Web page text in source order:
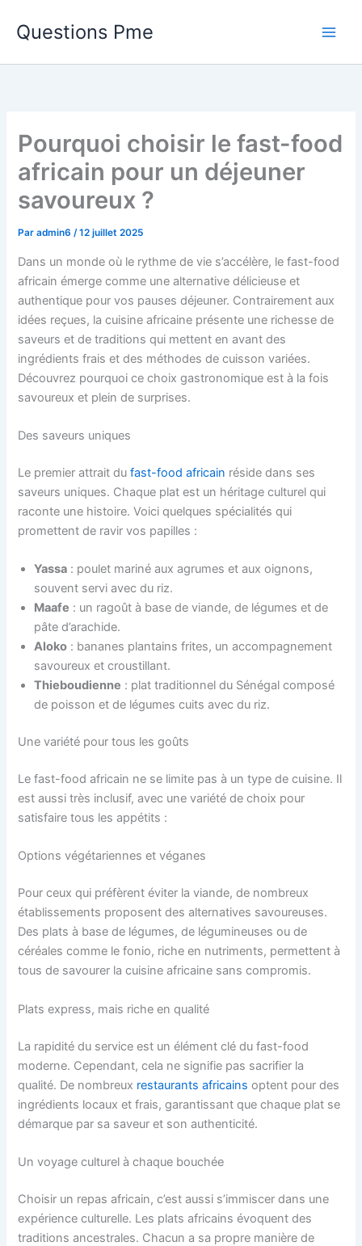
Questions Pme
Pourquoi choisir le fast-food
africain pour un déjeuner
savoureux ?
Paradmin6/12 juillet 2025
Dans un monde où le rythme de vie s’accélère, le fast-food
africain émerge comme une alternative délicieuse et
authentique pour vos pauses déjeuner. Contrairement aux
idées reçues, la cuisine africaine présente une richesse de
saveurs et de traditions qui mettent en avant des
ingrédients frais et des méthodes de cuisson variées.
Découvrez pourquoi ce choix gastronomique est à la fois
savoureux et plein de surprises.
Des saveurs uniques
Le premier attrait dufast-food africain réside dans ses
saveurs uniques. Chaque plat est un héritage culturel qui
raconte une histoire. Voici quelques spécialités qui
promettent de ravir vos papilles :
Yassa : poulet mariné aux agrumes et aux oignons,
souvent servi avec du riz.
Maafe : un ragoût à base de viande, de légumes et de
pâte d’arachide.
Aloko : bananes plantains frites, un accompagnement
savoureux et croustillant.
Thieboudienne : plat traditionnel du Sénégal composé
de poisson et de légumes cuits avec du riz.
Une variété pour tous les goûts
Le fast-food africain ne se limite pas à un type de cuisine. Il
est aussi très inclusif, avec une variété de choix pour
satisfaire tous les appétits :
Options végétariennes et véganes
Pour ceux qui préfèrent éviter la viande, de nombreux
établissements proposent des alternatives savoureuses.
Des plats à base de légumes, de légumineuses ou de
céréales comme le fonio, riche en nutriments, permettent à
tous de savourer la cuisine africaine sans compromis.
Plats express, mais riche en qualité
La rapidité du service est un élément clé du fast-food
moderne. Cependant, cela ne signifie pas sacrifier la
qualité. De nombreux restaurants africains optent pour des
ingrédients locaux et frais, garantissant que chaque plat se
démarque par sa saveur et son authenticité.
Un voyage culturel à chaque bouchée
Choisir un repas africain, c’est aussi s’immiscer dans une
expérience culturelle. Les plats africains évoquent des
traditions ancestrales. Chacun a sa propre manière de